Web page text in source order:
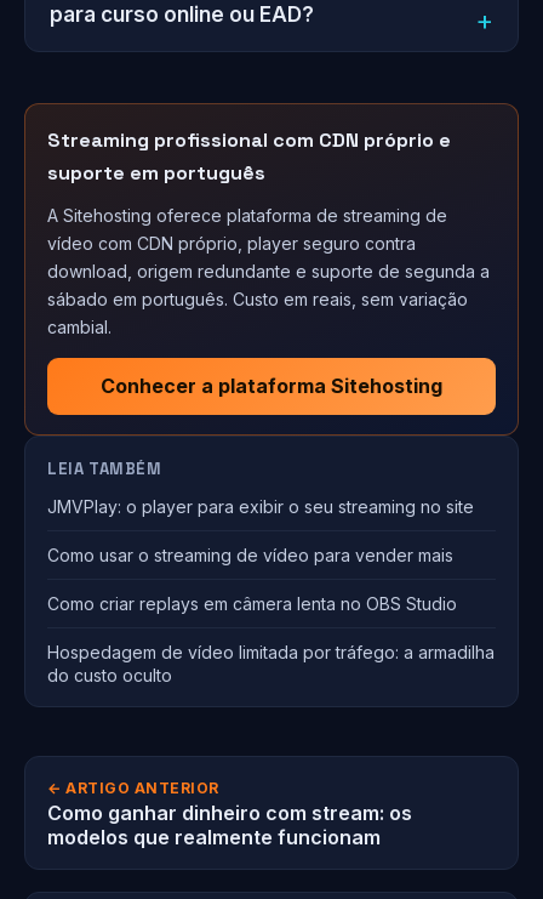
para curso online ou EAD?
Streaming profissional com CDN próprio e
suporte em português
A Sitehosting oferece plataforma de streaming de
vídeo com CDN próprio, player seguro contra
download, origem redundante e suporte de segunda a
sábado em português. Custo em reais, sem variação
cambial.
Conhecer a plataforma Sitehosting
LEIA TAMBÉM
JMVPlay: o player para exibir o seu streaming no site
Como usar o streaming de vídeo para vender mais
Como criar replays em câmera lenta no OBS Studio
Hospedagem de vídeo limitada por tráfego: a armadilha
do custo oculto
← ARTIGO ANTERIOR
Como ganhar dinheiro com stream: os
modelos que realmente funcionam